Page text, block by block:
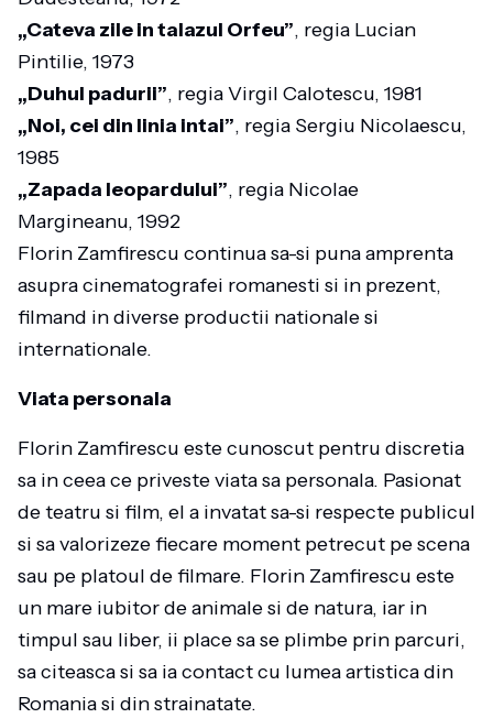
„Cateva zile in talazul Orfeu”, regia Lucian
Pintilie, 1973
„Duhul padurii”, regia Virgil Calotescu, 1981
„Noi, cei din linia intai”, regia Sergiu Nicolaescu,
1985
„Zapada leopardului”, regia Nicolae
Margineanu, 1992
Florin Zamfirescu continua sa-si puna amprenta
asupra cinematografei romanesti si in prezent,
filmand in diverse productii nationale si
internationale.
Viata personala
Florin Zamfirescu este cunoscut pentru discretia
sa in ceea ce priveste viata sa personala. Pasionat
de teatru si film, el a invatat sa-si respecte publicul
si sa valorizeze fiecare moment petrecut pe scena
sau pe platoul de filmare. Florin Zamfirescu este
un mare iubitor de animale si de natura, iar in
timpul sau liber, ii place sa se plimbe prin parcuri,
sa citeasca si sa ia contact cu lumea artistica din
Romania si din strainatate.